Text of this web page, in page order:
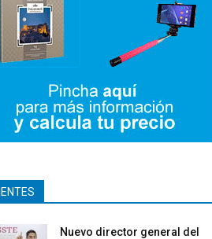
Nuevo director general del